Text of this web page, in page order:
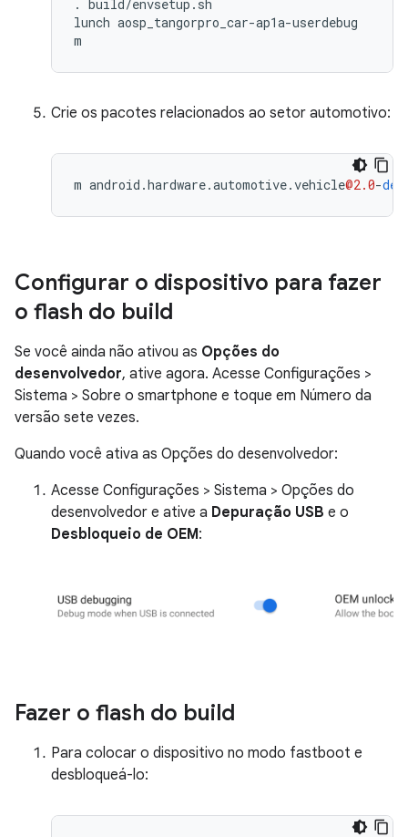
. build/envsetup.sh
lunch aosp_tangorpro_car-ap1a-userdebug
m
Crie os pacotes relacionados ao setor automotivo:
m android .hardware.automotive.vehicle@2.0-
Configurar o dispositivo para fazer
o flash do build
Se você ainda não ativou as Opções do
desenvolvedor, ative agora. Acesse Configurações >
Sistema > Sobre o smartphone e toque em Número da
versão sete vezes.
Quando você ativa as Opções do desenvolvedor:
Acesse Configurações > Sistema > Opções do
desenvolvedor e ative a Depuração USB e o
Desbloqueio de OEM:
Fazer o flash do build
Para colocar o dispositivo no modo fastboot e
desbloqueá-lo: